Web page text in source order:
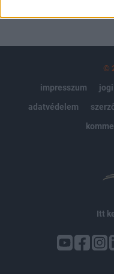
©
impresszum
adatvédelem
Itt